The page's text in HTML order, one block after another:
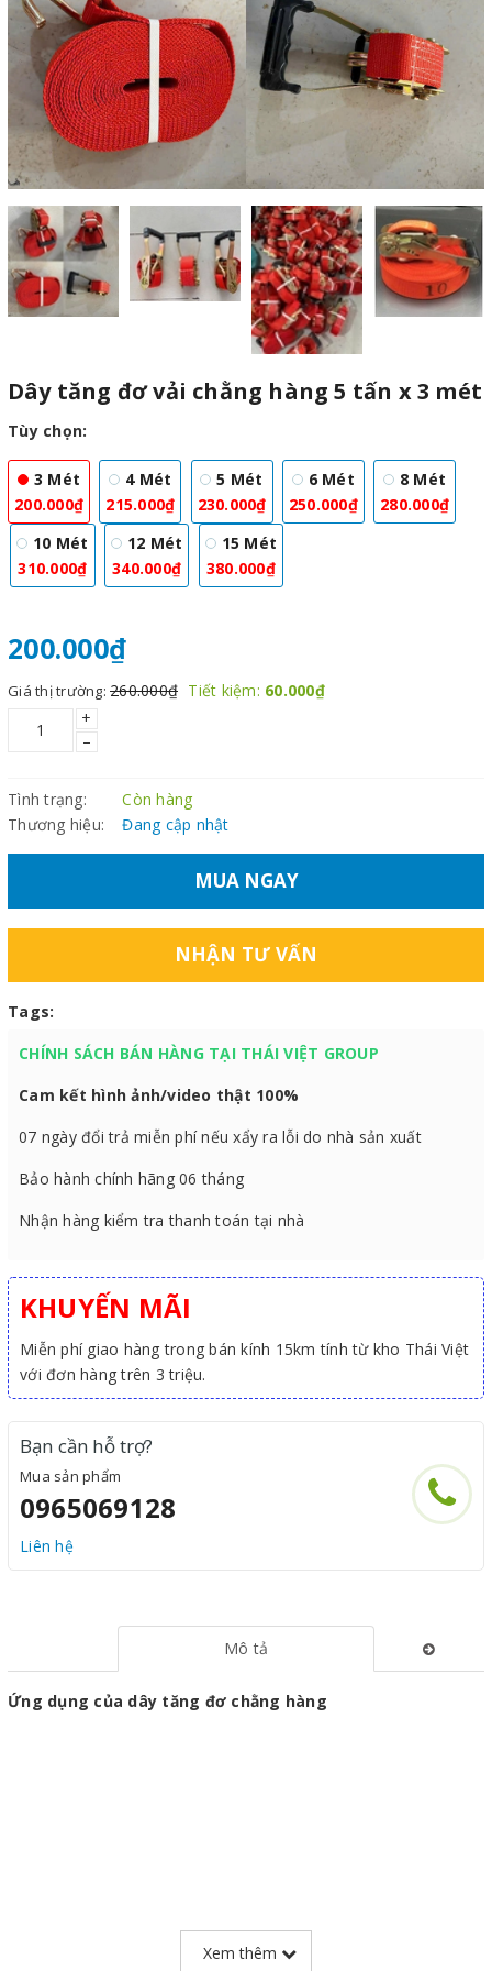
Dây tăng đơ vải chằng hàng 5 tấn x 3 mét
Tùy chọn:
3 Mét
200.000₫
4 Mét
215.000₫
5 Mét
230.000₫
6 Mét
250.000₫
8 Mét
280.000₫
10 Mét
310.000₫
12 Mét
340.000₫
15 Mét
380.000₫
200.000₫
Giá thị trường: 260.000₫ Tiết kiệm: 60.000₫
+
–
Tình trạng:
Còn hàng
Thương hiệu:
Đang cập nhật
MUA NGAY
NHẬN TƯ VẤN
Tags:
CHÍNH SÁCH BÁN HÀNG TẠI THÁI VIỆT GROUP
Cam kết hình ảnh/video thật 100%
07 ngày đổi trả miễn phí nếu xẩy ra lỗi do nhà sản xuất
Bảo hành chính hãng 06 tháng
Nhận hàng kiểm tra thanh toán tại nhà
KHUYẾN MÃI
Miễn phí giao hàng trong bán kính 15km tính từ kho Thái Việt
với đơn hàng trên 3 triệu.
Bạn cần hỗ trợ?
Mua sản phẩm
0965069128
Liên hệ
Mô tả
Ứng dụng của dây tăng đơ chằng hàng
Xem thêm